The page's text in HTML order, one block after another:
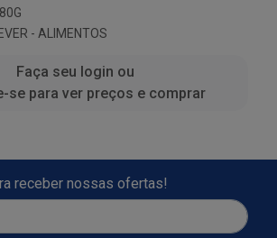
- ALIMENTOS
Faça seu login ou
se para ver preços e comprar
receber nossas ofertas!